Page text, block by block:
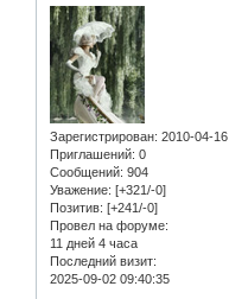
Зарегистрирован: 2010-04-16
Приглашений: 0
Сообщений: 904
Уважение: [+321/-0]
Позитив: [+241/-0]
Провел на форуме:
11 дней 4 часа
Последний визит:
2025-09-02 09:40:35